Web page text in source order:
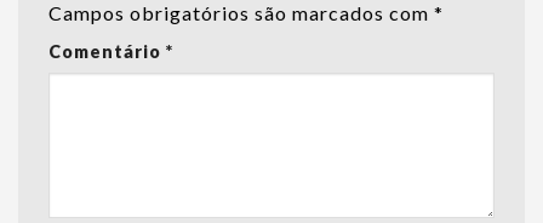
Campos obrigatórios são marcados com *
Comentário *